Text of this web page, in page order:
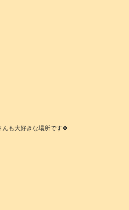
んも大好きな場所です🍀